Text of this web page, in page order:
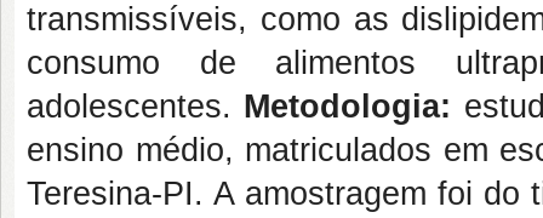
transmissíveis, como as
consumo de alimentos
adolescentes. Metodologia:
ensino médio, matriculados em
Teresina-PI. A amostragem foi